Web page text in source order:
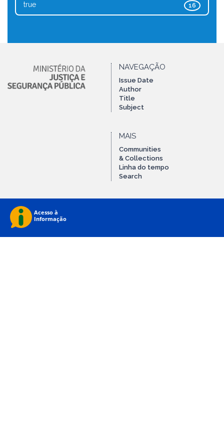
16
true
NAVEGAÇÃO
Issue Date
Author
Title
Subject
MAIS
Communities
& Collections
Linha do tempo
Search